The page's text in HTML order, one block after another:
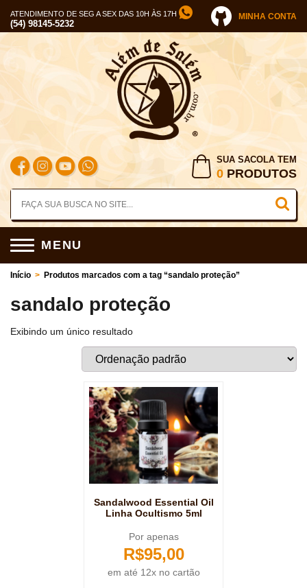
ATENDIMENTO DE SEG A SEX DAS 10H ÀS 17H
(54) 98145-5232
MINHA CONTA
SUA SACOLA TEM
0 PRODUTOS
MENU
Início > Produtos marcados com a tag “sandalo proteção”
sandalo proteção
Exibindo um único resultado
Sandalwood Essential Oil
Linha Ocultismo 5ml
Por apenas
R$95,00
em até 12x no cartão